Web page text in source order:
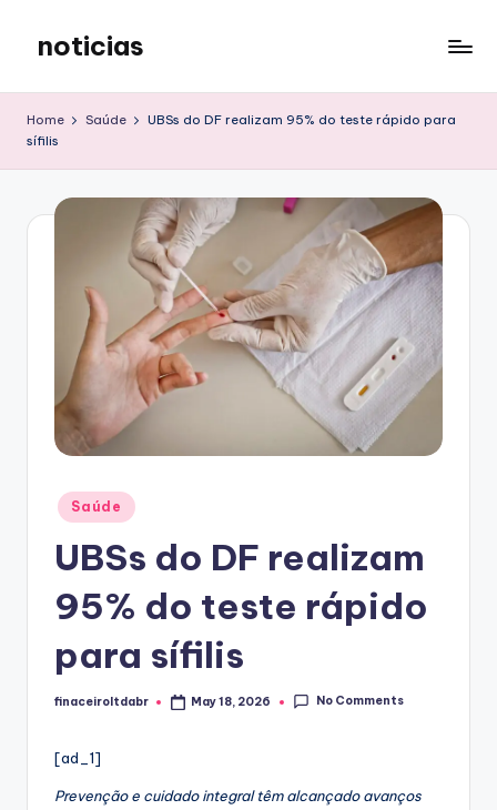
content
noticias
Home Saúde
UBSs do DF realizam 95% do teste rápido para
sífilis
Posted
in
Saúde
UBSs do DF realizam
95% do teste rápido
para sífilis
Posted
finaceiroltdabr May 18, 2026 No Comments
[ad_1]
Prevenção e cuidado integral têm alcançado avanços